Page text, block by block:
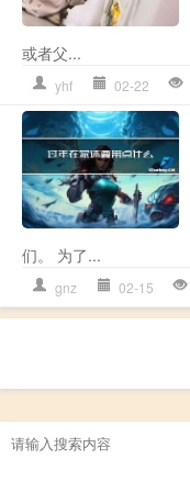
或者父...
yhf 02-22
们。 为了...
gnz 02-15